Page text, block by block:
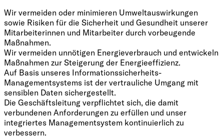
Wir vermeiden oder minimieren Umweltauswirkungen
sowie Risiken für die Sicherheit und Gesundheit unserer
Mitarbeiterinnen und Mitarbeiter durch vorbeugende
Maßnahmen.
Wir vermeiden unnötigen Energieverbrauch und entwickeln
Maßnahmen zur Steigerung der Energieeffizienz.
Auf Basis unseres Informationssicherheits-
Managementsystems ist der vertrauliche Umgang mit
sensiblen Daten sichergestellt.
Die Geschäftsleitung verpflichtet sich, die damit
verbundenen Anforderungen zu erfüllen und unser
integriertes Managementsystem kontinuierlich zu
verbessern.